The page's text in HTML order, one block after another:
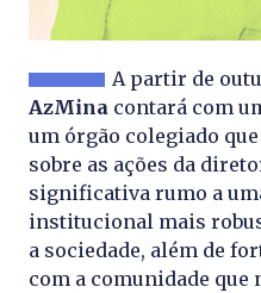
A partir de
AzMina contará com
um órgão colegiado
sobre as ações da
significativa rumo a
institucional mais
a sociedade, além de
com a comunidade que